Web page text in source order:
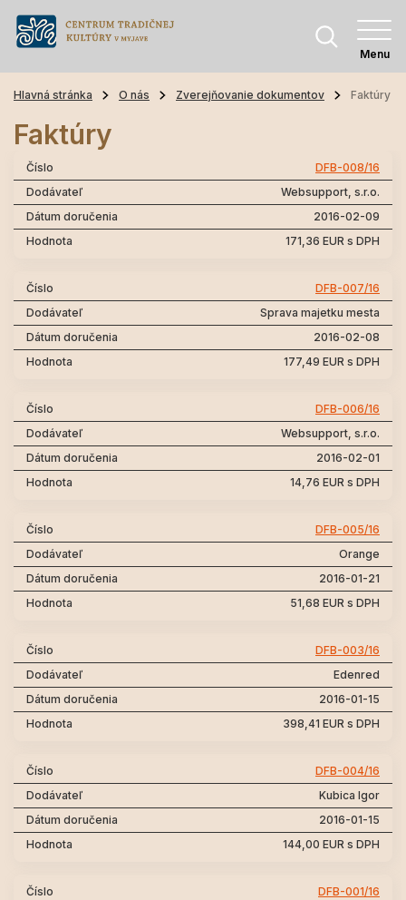
Menu
Hlavná stránka O nás Zverejňovanie dokumentov Faktúry
Faktúry
DFB-008/16
Websupport, s.r.o.
2016-02-09
171,36 EUR s DPH
DFB-007/16
Sprava majetku mesta
2016-02-08
177,49 EUR s DPH
DFB-006/16
Websupport, s.r.o.
2016-02-01
14,76 EUR s DPH
DFB-005/16
Orange
2016-01-21
51,68 EUR s DPH
DFB-003/16
Edenred
2016-01-15
398,41 EUR s DPH
DFB-004/16
Kubica Igor
2016-01-15
144,00 EUR s DPH
DFB-001/16